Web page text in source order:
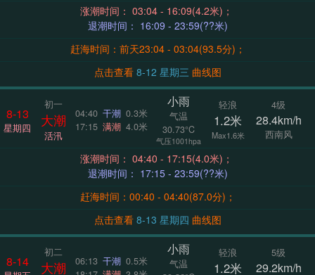
涨潮时间： 03:04 - 16:09(4.2米)；
退潮时间： 16:09 - 23:59(??米)
赶海时间：前天23:04 - 03:04(93.5分)；
点击查看
8-12 星期三 曲线图
8-13
星期四
初一
大潮
活汛
04:40 干潮 0.3米
17:15 满潮 4.0米
小雨
气温
30.73°C
气压1001hpa
轻浪
1.2米
Max1.6米
4级
28.4km/h
西南风
涨潮时间： 04:40 - 17:15(4.0米)；
退潮时间： 17:15 - 23:59(??米)
赶海时间：00:40 - 04:40(87.0分)；
点击查看
8-13 星期四 曲线图
8-14
初二
大潮 06:13 干潮 0.5米
小雨
气温
轻浪
1.2米
5级
29.2km/h